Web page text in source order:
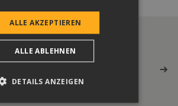
ALLE AKZEPTIEREN
ALLE ABLEHNEN
DETAILS ANZEIGEN